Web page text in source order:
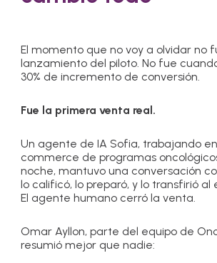
El momento que no voy a olvidar no
lanzamiento del piloto. No fue
30% de incremento de conversión.
Fue la primera venta real.
Un agente de IA Sofia, trabajando
commerce de programas oncológicos
noche, mantuvo una conversación
lo calificó, lo preparó, y lo transfirió al
El agente humano cerró la venta.
Omar Ayllon, parte del equipo de
resumió mejor que nadie: